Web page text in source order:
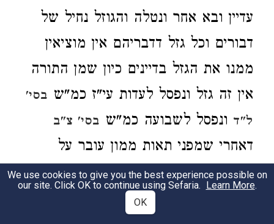
עדיין ובא אחר ונטלה והגוזל נחיל של
דבורים וכל גזל דדבריהם אין מוציאין
ממנו את הגזל בדיינים כיון שמן התורה
אין זה גזל ונפסל לעדות עי"ז כמ"ש בסי'
ל"ד ונפסל לשבועה כמ"ש בסי' צ"ב
דאחרי שמפני תאות ממון עובר על
איסור חשוד ג"כ להעיד שקר ולישבע
בשקר מפני ממון וכבר נתבאר בסי' ע"ר
We use cookies to give you the best experience possible on
our site. Click OK to continue using Sefaria. Learn More.
OK